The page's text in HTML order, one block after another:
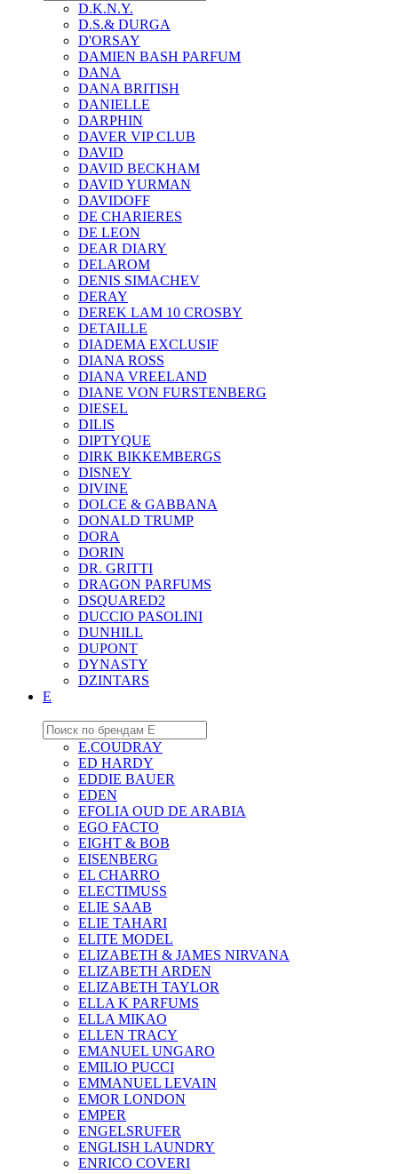
D.K.N.Y.
D.S.& DURGA
D'ORSAY
DAMIEN BASH PARFUM
DANA
DANA BRITISH
DANIELLE
DARPHIN
DAVER VIP CLUB
DAVID
DAVID BECKHAM
DAVID YURMAN
DAVIDOFF
DE CHARIERES
DE LEON
DEAR DIARY
DELAROM
DENIS SIMACHEV
DERAY
DEREK LAM 10 CROSBY
DETAILLE
DIADEMA EXCLUSIF
DIANA ROSS
DIANA VREELAND
DIANE VON FURSTENBERG
DIESEL
DILIS
DIPTYQUE
DIRK BIKKEMBERGS
DISNEY
DIVINE
DOLCE & GABBANA
DONALD TRUMP
DORA
DORIN
DR. GRITTI
DRAGON PARFUMS
DSQUARED2
DUCCIO PASOLINI
DUNHILL
DUPONT
DYNASTY
DZINTARS
E
E.COUDRAY
ED HARDY
EDDIE BAUER
EDEN
EFOLIA OUD DE ARABIA
EGO FACTO
EIGHT & BOB
EISENBERG
EL CHARRO
ELECTIMUSS
ELIE SAAB
ELIE TAHARI
ELITE MODEL
ELIZABETH & JAMES NIRVANA
ELIZABETH ARDEN
ELIZABETH TAYLOR
ELLA K PARFUMS
ELLA MIKAO
ELLEN TRACY
EMANUEL UNGARO
EMILIO PUCCI
EMMANUEL LEVAIN
EMOR LONDON
EMPER
ENGELSRUFER
ENGLISH LAUNDRY
ENRICO COVERI